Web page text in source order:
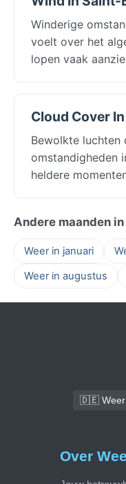
Winderige
voelt over het
lopen vaak
Cloud Cover
Bewolkte luchten
omstandigheden
heldere
Andere maanden
Weer in januari
Weer in augustus
🇩🇪 Weer
Over